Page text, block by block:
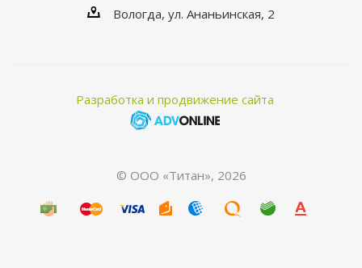
Вологда, ул. Ананьинская, 2
Разработка и продвижение сайта
© ООО «Титан», 2026